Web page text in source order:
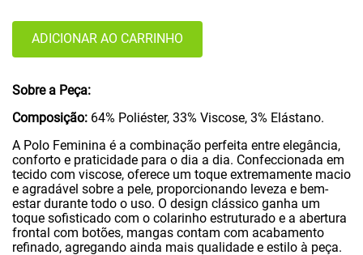
ADICIONAR AO CARRINHO
Sobre a Peça:
Composição: 64% Poliéster, 33% Viscose, 3% Elástano.
A Polo Feminina é a combinação perfeita entre elegância,
conforto e praticidade para o dia a dia. Confeccionada em
tecido com viscose, oferece um toque extremamente macio
e agradável sobre a pele, proporcionando leveza e bem-
estar durante todo o uso. O design clássico ganha um
toque sofisticado com o colarinho estruturado e a abertura
frontal com botões, mangas contam com acabamento
refinado, agregando ainda mais qualidade e estilo à peça.